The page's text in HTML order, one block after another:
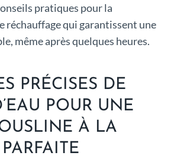
pratiques pour la
réchauffage qui garantissent une
même après quelques heures.
PRÉCISES DE
POUR UNE
À LA